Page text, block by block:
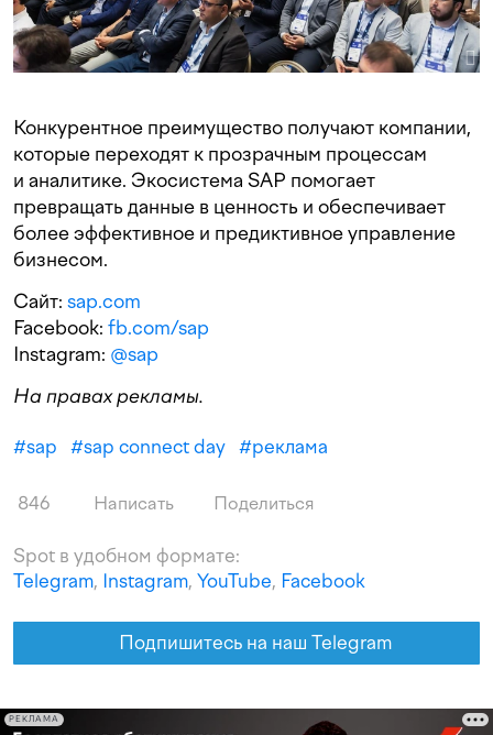
Конкурентное преимущество получают компании,
которые переходят к прозрачным процессам
и аналитике. Экосистема SAP помогает
превращать данные в ценность и обеспечивает
более эффективное и предиктивное управление
бизнесом.
Сайт: sap.com
Facebook: fb.com/sap
Instagram: @sap
На правах рекламы.
#sap #sap connect day #реклама
846 Написать Поделиться
Spot в удобном формате:
Telegram, Instagram, YouTube, Facebook
Подпишитесь на наш Telegram
РЕКЛАМА